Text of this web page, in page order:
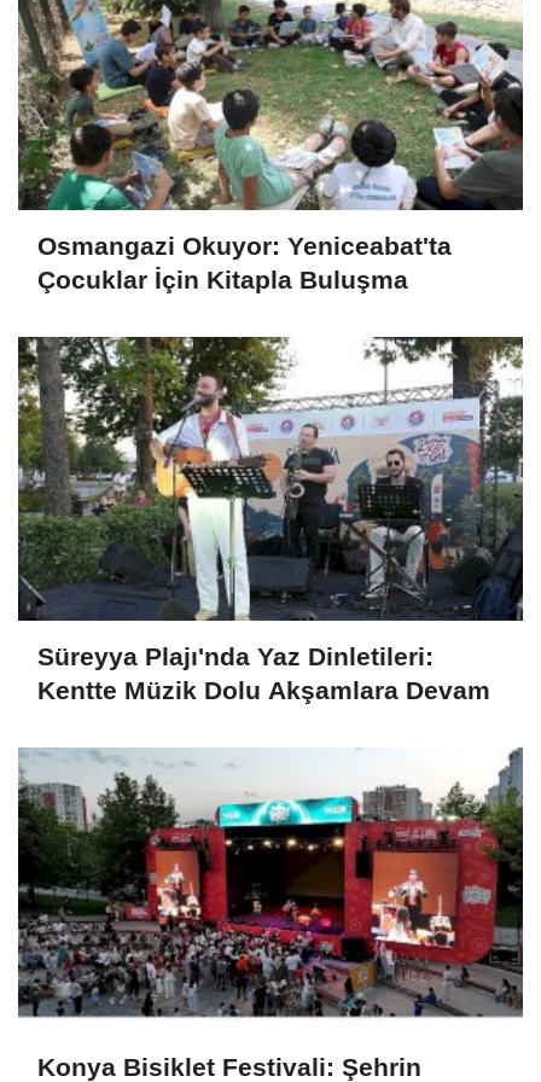
Osmangazi Okuyor: Yeniceabat'ta
Çocuklar İçin Kitapla Buluşma
Süreyya Plajı'nda Yaz Dinletileri:
Kentte Müzik Dolu Akşamlara Devam
Konya Bisiklet Festivali: Şehrin